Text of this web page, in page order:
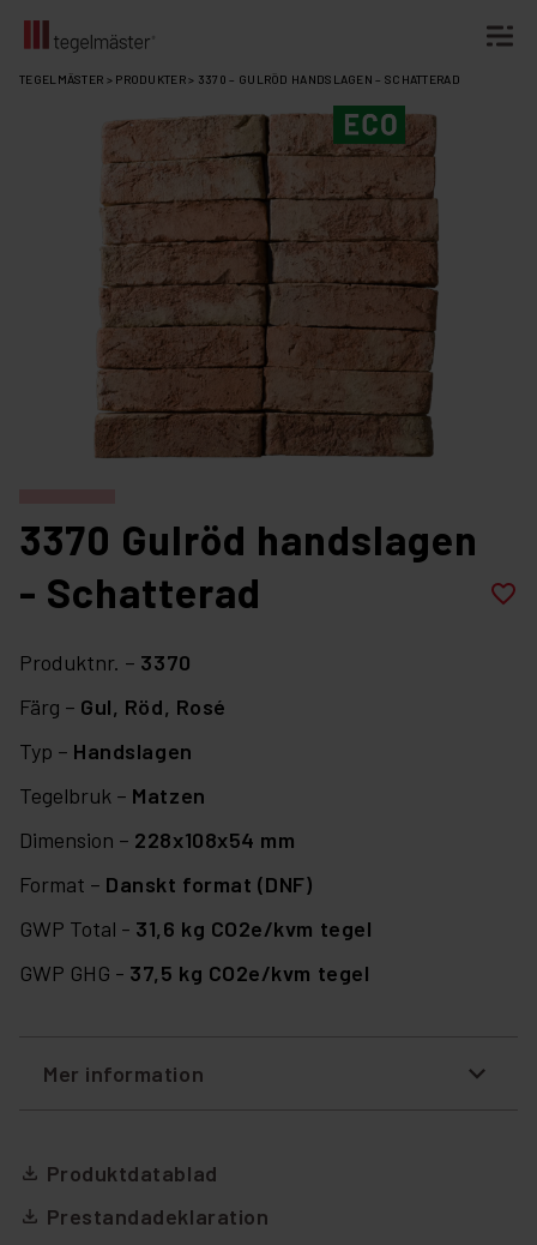
Fortsätt
TEGELMÄSTER > PRODUKTER> 3370 – GULRÖD HANDSLAGEN – SCHATTERAD
3370 Gulröd handslagen
- Schatterad
favorite_border
Produktnr. – 3370
Färg – Gul, Röd, Rosé
Typ – Handslagen
Tegelbruk – Matzen
Dimension – 228x108x54 mm
Format – Danskt format (DNF)
GWP Total - 31,6 kg CO2e/kvm tegel
GWP GHG - 37,5 kg CO2e/kvm tegel
Mer information
file_download Produktdatablad
file_download Prestandadeklaration